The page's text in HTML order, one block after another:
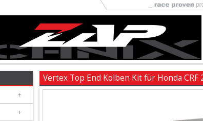
+
+
Vertex Top End Kolben Kit für Honda CRF